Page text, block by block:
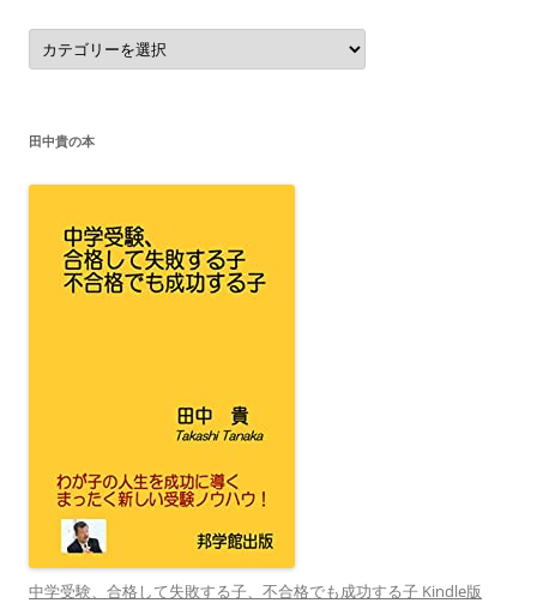
カ
テ
ゴ
田中貴の本
中学受験、合格して失敗する子、不合格でも成功する子 Kindle版